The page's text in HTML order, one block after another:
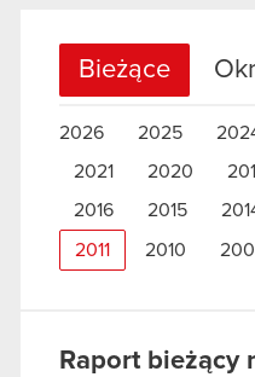
Bieżące
2026 2025
2021
2020
2016
2015
2011 2010
Raport bieżący